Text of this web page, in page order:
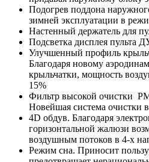
Подогрев поддона
зимней эксплуатации в
Настенный держатель для
Подсветка дисплея пульта
Улучшенный профиль
Благодаря новому
крыльчатки, мощность
15%
Фильтр высокой очистки
Новейшая система очистки
4D обдув. Благодаря
горизонтальной жалюзи
воздушным потоков в 4-х
Режим сна. Приносит пользу